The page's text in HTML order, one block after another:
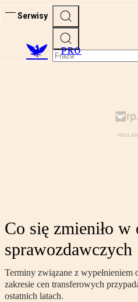
Serwisy
PRO
Co się zmieniło w
sprawozdawczych
Terminy związane z
zakresie cen transferowych
ostatnich latach.